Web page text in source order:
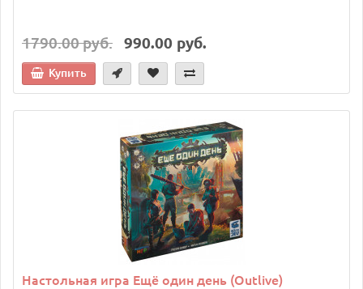
1790.00 руб. 990.00 руб.
Купить
Настольная игра Ещё один день (Outlive)